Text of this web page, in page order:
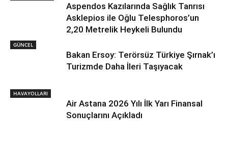
Aspendos Kazılarında Sağlık Tanrısı
Asklepios ile Oğlu Telesphoros’un
2,20 Metrelik Heykeli Bulundu
GÜNCEL
Bakan Ersoy: Terörsüz Türkiye Şırnak’ı
Turizmde Daha İleri Taşıyacak
HAVAYOLLARI
Air Astana 2026 Yılı İlk Yarı Finansal
Sonuçlarını Açıkladı